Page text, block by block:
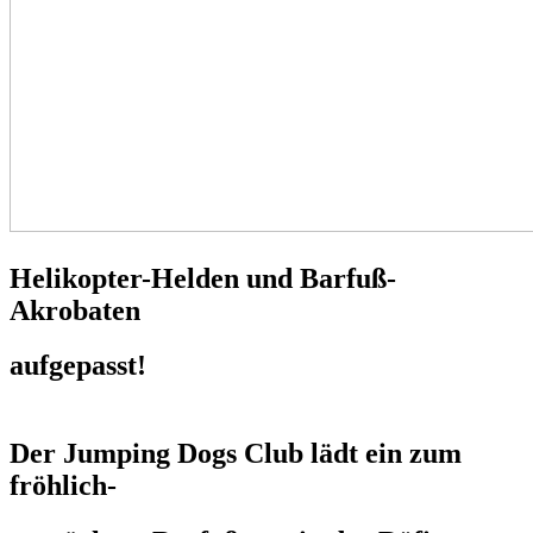
Helikopter-Helden und Barfuß-
Akrobaten
aufgepasst!
Der Jumping Dogs Club lädt ein zum
fröhlich-